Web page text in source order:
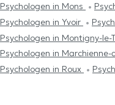
Psychologen in Mons
Psychologen in Yvoir
Psychologen in Montigny-le-
Psychologen in Marchienne-
Psychologen in Roux